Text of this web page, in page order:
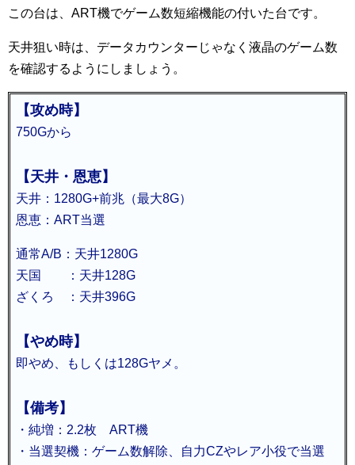
この台は、ART機でゲーム数短縮機能の付いた台です。
天井狙い時は、データカウンターじゃなく液晶のゲーム数
を確認するようにしましょう。
【攻め時】
750Gから
【天井・恩恵】
天井：1280G+前兆（最大8G）
恩恵：ART当選
通常A/B：天井1280G
天国 ：天井128G
ざくろ ：天井396G
【やめ時】
即やめ、もしくは128Gヤメ。
【備考】
・純増：2.2枚 ART機
・当選契機：ゲーム数解除、自力CZやレア小役で当選